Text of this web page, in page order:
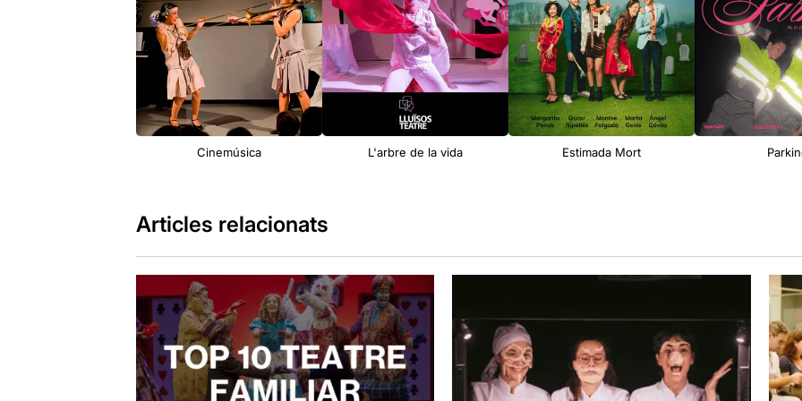
Cinemúsica L'arbre de la vida Estimada Mort
Articles relacionats